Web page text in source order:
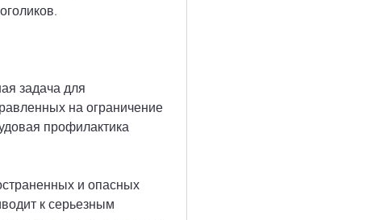
задача для
на ограничение
профилактика
и опасных
к серьезным